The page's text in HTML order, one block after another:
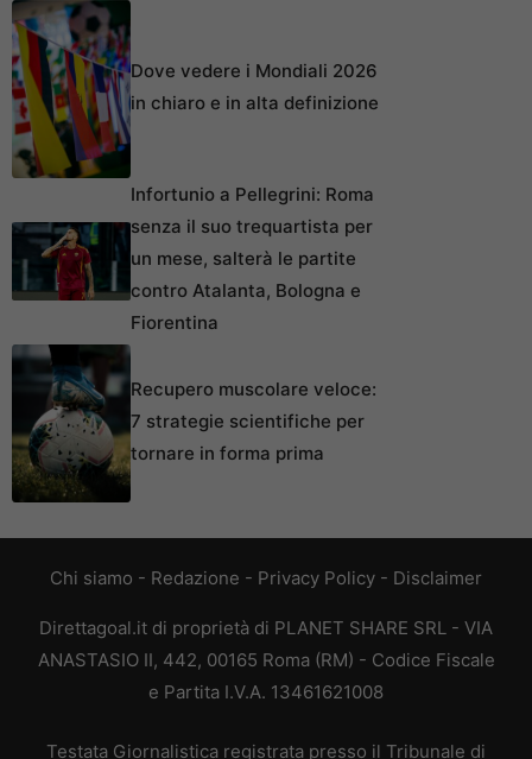
Dove vedere i Mondiali 2026
in chiaro e in alta definizione
Infortunio a Pellegrini: Roma
senza il suo trequartista per
un mese, salterà le partite
contro Atalanta, Bologna e
Fiorentina
Recupero muscolare veloce:
7 strategie scientifiche per
tornare in forma prima
Chi siamo - Redazione - Privacy Policy - Disclaimer
Direttagoal.it di proprietà di PLANET SHARE SRL - VIA
ANASTASIO II, 442, 00165 Roma (RM) - Codice Fiscale
e Partita I.V.A. 13461621008
Testata Giornalistica registrata presso il Tribunale di